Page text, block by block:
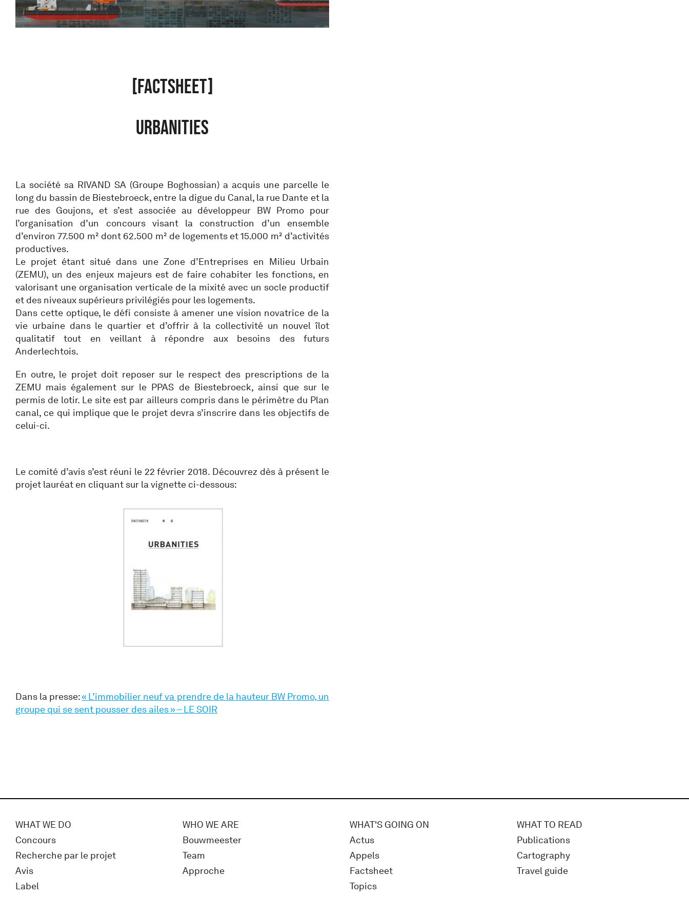
[FACTSHEET]
URBANITIES
La société sa RIVAND SA (Groupe Boghossian) a acquis une parcelle le
long du bassin de Biestebroeck, entre la digue du Canal, la rue Dante et la
rue des Goujons, et s’est associée au développeur BW Promo pour
l’organisation d’un concours visant la construction d’un ensemble
d’environ 77.500 m² dont 62.500 m² de logements et 15.000 m² d’activités
productives.
Le projet étant situé dans une Zone d’Entreprises en Milieu Urbain
(ZEMU), un des enjeux majeurs est de faire cohabiter les fonctions, en
valorisant une organisation verticale de la mixité avec un socle productif
et des niveaux supérieurs privilégiés pour les logements.
Dans cette optique, le défi consiste à amener une vision novatrice de la
vie urbaine dans le quartier et d’offrir à la collectivité un nouvel îlot
qualitatif tout en veillant à répondre aux besoins des futurs
Anderlechtois.
En outre, le projet doit reposer sur le respect des prescriptions de la
ZEMU mais également sur le PPAS de Biestebroeck, ainsi que sur le
permis de lotir. Le site est par ailleurs compris dans le périmètre du Plan
canal, ce qui implique que le projet devra s’inscrire dans les objectifs de
celui-ci.
Le comité d’avis s’est réuni le 22 février 2018. Découvrez dès à présent le
projet lauréat en cliquant sur la vignette ci-dessous:
Dans la presse:« L’immobilier neuf va prendre de la hauteur BW Promo, un
groupe qui se sent pousser des ailes » – LE SOIR
WHAT WE DO
Concours
Recherche par le projet
Avis
Label
WHO WE ARE
Bouwmeester
Team
Approche
WHAT'S GOING ON
Actus
Appels
Factsheet
Topics
WHAT TO READ
Publications
Cartography
Travel guide